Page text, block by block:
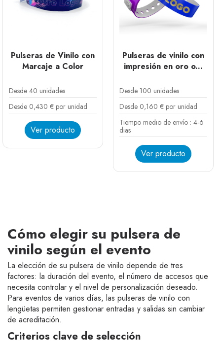
Pulseras de Vinilo con
Marcaje a Color
Desde 40 unidades
Desde 0,430 € por unidad
Ver producto
Pulseras de vinilo con
impresión en oro o...
Desde 100 unidades
Desde 0,160 € por unidad
Tiempo medio de envío : 4-6
dias
Ver producto
Morado fluo
Verde fluo
Rojo fluo
Naranja fluo
Rosa fluo
Amarillo fluo
Azul fluo
Rojo mat
Dorado
Negro mat
Plata
Azul cielo mat
Blanco mat
Cómo elegir su pulsera de
vinilo según el evento
La elección de su pulsera de vinilo depende de tres
factores: la duración del evento, el número de accesos que
necesita controlar y el nivel de personalización deseado.
Para eventos de varios días, las pulseras de vinilo con
lengüetas permiten gestionar entradas y salidas sin cambiar
de acreditación.
Criterios clave de selección